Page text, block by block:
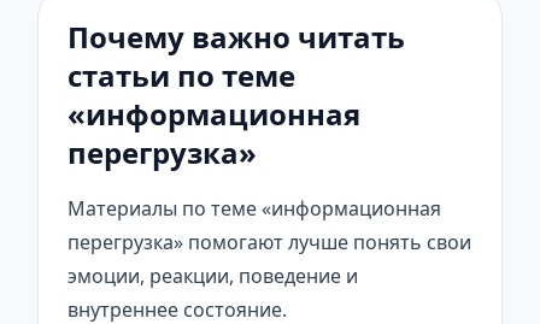
Почему важно читать
статьи по теме
«информационная
перегрузка»
Материалы по теме «информационная
перегрузка» помогают лучше понять свои
эмоции, реакции, поведение и
внутреннее состояние.